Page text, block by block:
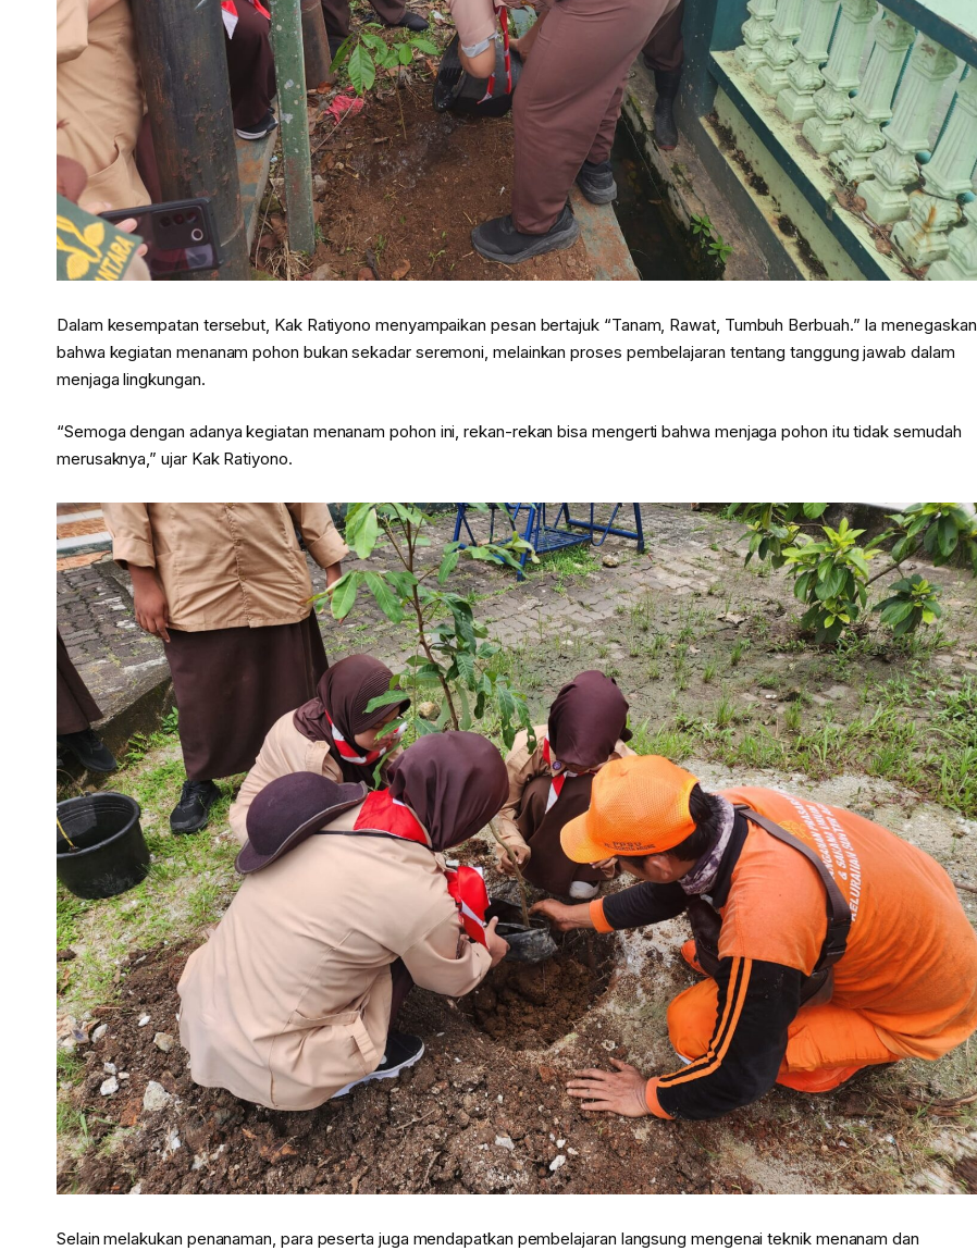
Dalam kesempatan tersebut, Kak Ratiyono menyampaikan pesan bertajuk “Tanam, Rawat, Tumbuh Berbuah.” Ia menegaskan
bahwa kegiatan menanam pohon bukan sekadar seremoni, melainkan proses pembelajaran tentang tanggung jawab dalam
menjaga lingkungan.
“Semoga dengan adanya kegiatan menanam pohon ini, rekan-rekan bisa mengerti bahwa menjaga pohon itu tidak semudah
merusaknya,” ujar Kak Ratiyono.
Selain melakukan penanaman, para peserta juga mendapatkan pembelajaran langsung mengenai teknik menanam dan